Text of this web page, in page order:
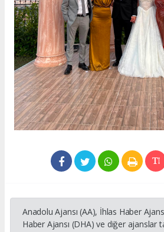
Anadolu Ajansı (AA), İhlas Haber
Haber Ajansı (DHA) ve diğer ajanslar